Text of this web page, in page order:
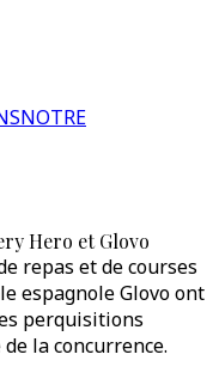
NOTRE
Hero et Glovo
repas et de courses
espagnole Glovo ont
perquisitions
la concurrence.